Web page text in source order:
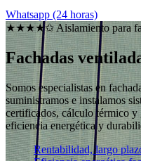
Whatsapp (24 horas)
★★★★✩ Aislamiento para
Fachadas
Somos especialistas en
suministramos e instalamos
certificados, cálculo térmico y
eficiencia energética y
Rentabilidad, largo